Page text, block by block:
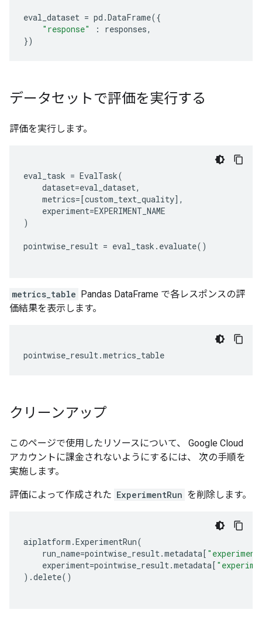
eval_dataset = pd .DataFrame({
"response"
: responses,
})
データセットで評価を実行する
評価を実行します。
eval_task = EvalTask(
dataset=eval_dataset,
metrics=[custom_text_quality],
experiment=EXPERIMENT_NAME
)
pointwise_result = eval_task . evaluate()
metrics_table Pandas DataFrame で各レスポンスの評
価結果を表示します。
pointwise_result.metrics_table
クリーンアップ
このページで使用したリソースについて、 Google Cloud
アカウントに課金されないようにするには、 次の手順を
実施します。
評価によって作成された ExperimentRun を削除します。
aiplatform .ExperimentRun(
run_name=pointwise_result.metadata[
experiment=pointwise_result.metadata[
) .delete()